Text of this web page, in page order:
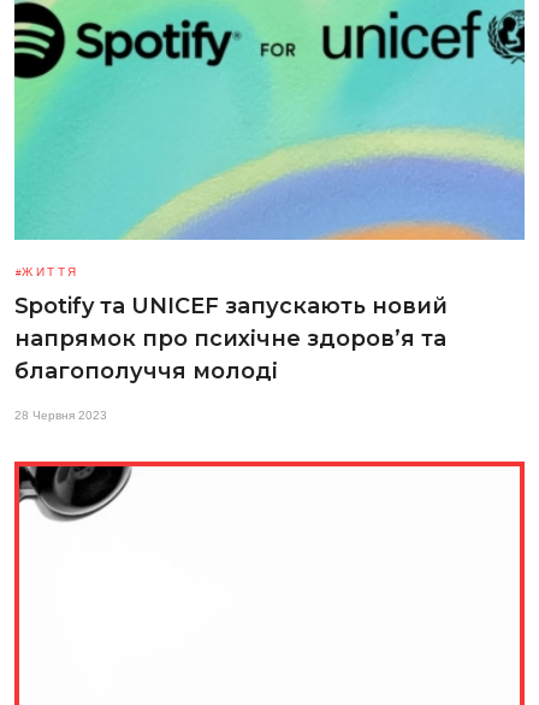
ЖИТТЯ
Spotify та UNICEF запускають новий
напрямок про психічне здоров’я та
благополуччя молоді
28 Червня 2023